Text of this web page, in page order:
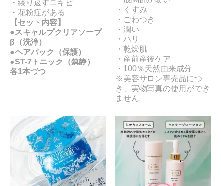
・繰り返すニキビ
・花粉症がある
【セット内容】
●スキャルプクリアソープ
β（洗浄）
●ヘアパック（保護）
●ST-7トニック（鎮静）
各1本づつ
・くすみ
・ごわつき
・潤い
・ハリ
・乾燥肌
・産前産後ケア
・100％天然由来成分
※美容サロン専売品につ
き、実物写真の使用ができ
ません